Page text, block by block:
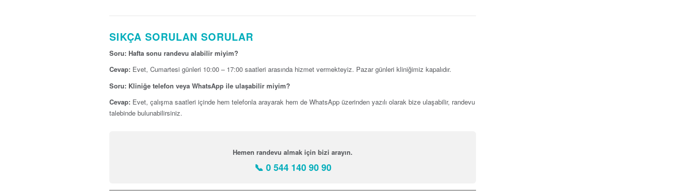
SIKÇA SORULAN SORULAR
Soru: Hafta sonu randevu alabilir miyim?
Cevap: Evet, Cumartesi günleri 10:00 – 17:00 saatleri arasında hizmet vermekteyiz. Pazar günleri kliniğimiz kapalıdır.
Soru: Kliniğe telefon veya WhatsApp ile ulaşabilir miyim?
Cevap: Evet, çalışma saatleri içinde hem telefonla arayarak hem de WhatsApp üzerinden yazılı olarak bize ulaşabilir, randevu
talebinde bulunabilirsiniz.
Hemen randevu almak için bizi arayın.
📞 0 544 140 90 90